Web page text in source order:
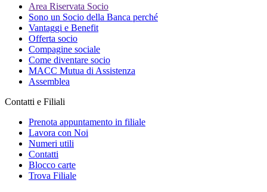
Area Riservata Socio
Sono un Socio della Banca perché
Vantaggi e Benefit
Offerta socio
Compagine sociale
Come diventare socio
MACC Mutua di Assistenza
Assemblea
Contatti e Filiali
Prenota appuntamento in filiale
Lavora con Noi
Numeri utili
Contatti
Blocco carte
Trova Filiale